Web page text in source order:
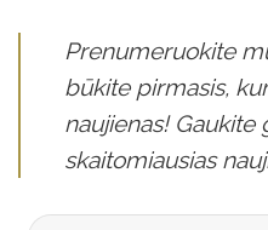
Prenumeruokite
būkite pirmasis,
naujienas! Gaukite
skaitomiausias